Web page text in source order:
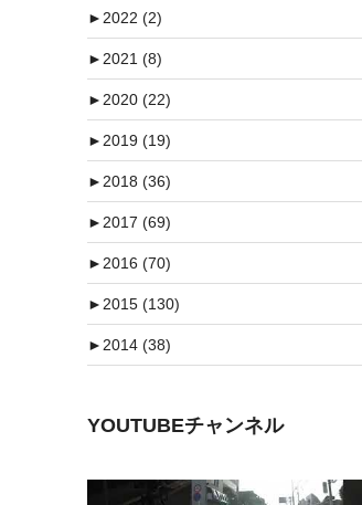
►2022 (2)
►2021 (8)
►2020 (22)
►2019 (19)
►2018 (36)
►2017 (69)
►2016 (70)
►2015 (130)
►2014 (38)
YOUTUBEチャンネル